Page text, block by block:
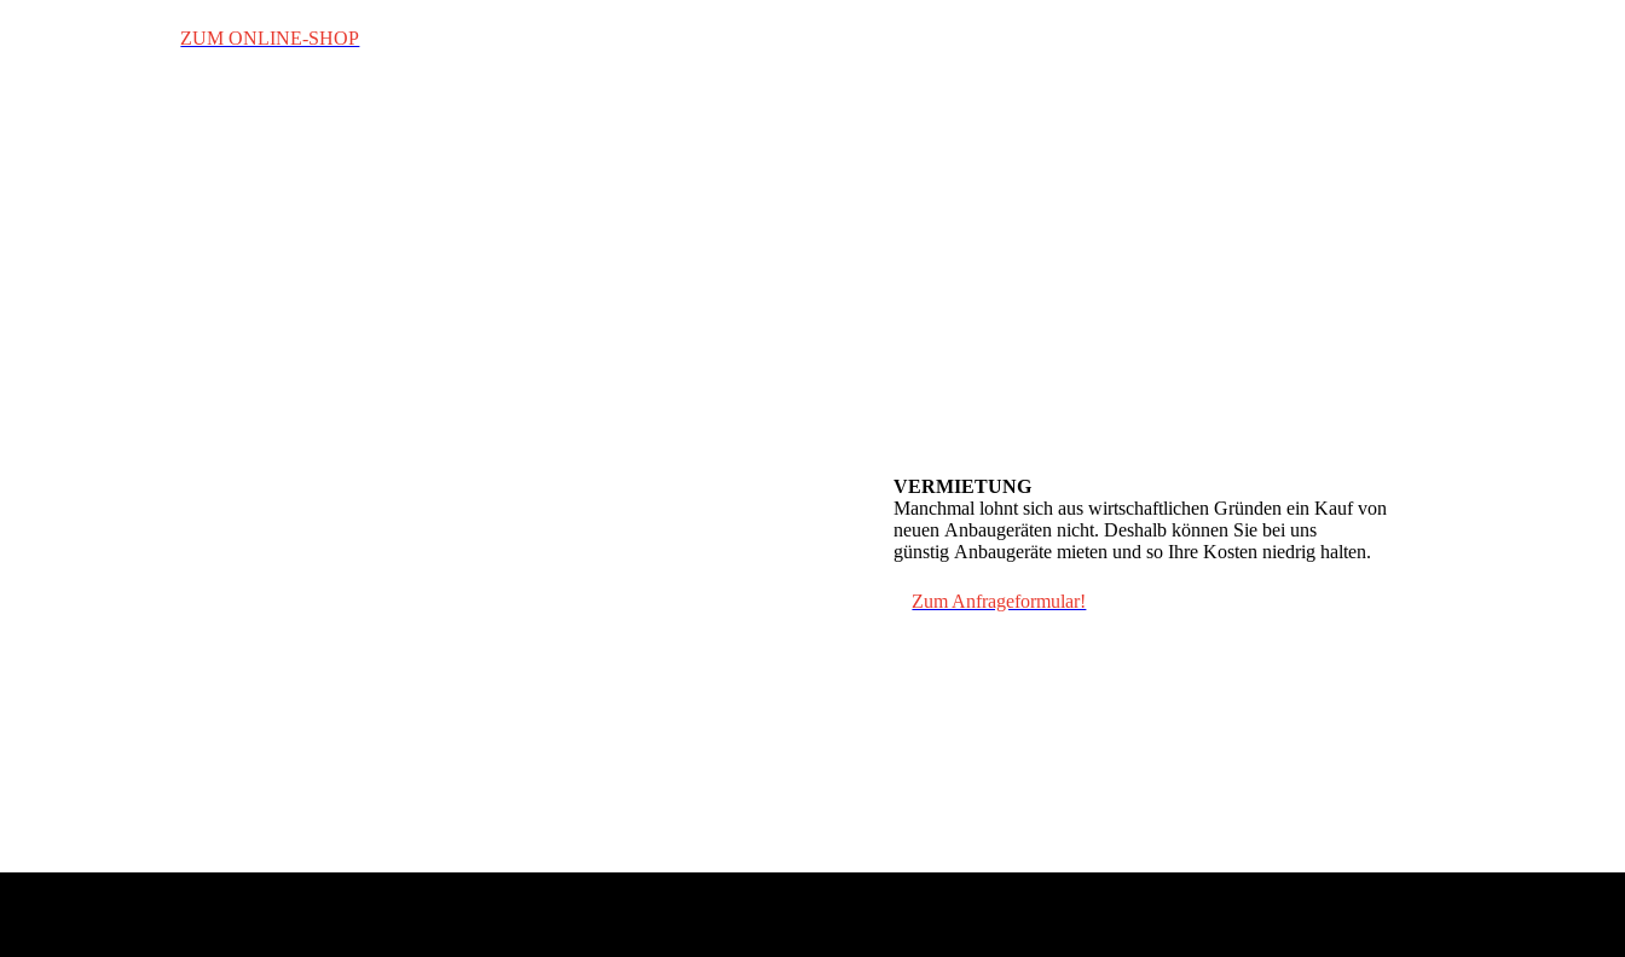
ZUM ONLINE-SHOP
VERMIETUNG
Manchmal lohnt sich aus wirtschaftlichen Gründen ein Kauf von
neuen Anbaugeräten nicht.Deshalb können Sie bei uns
günstig Anbaugeräte mieten und so Ihre Kosten niedrig halten.
Zum Anfrageformular!